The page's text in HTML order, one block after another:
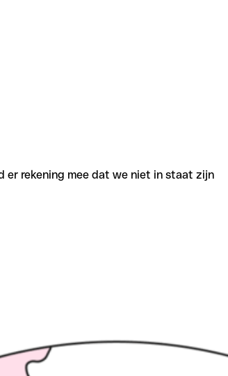
er rekening mee dat we niet in staat zijn